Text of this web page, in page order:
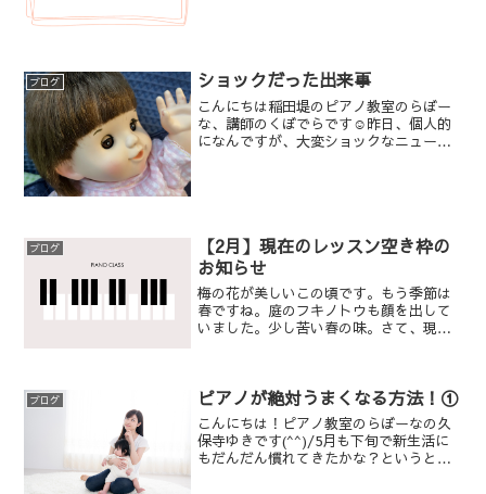
ブログ ショックだった出来事
こんにちは稲田堤のピアノ教室のらぼー
な、講師のくぼでらです☺️昨日、個人的
になんですが、大変ショックなニュース
ブログ
【2月】現在のレッスン空き枠の
お知らせ
梅の花が美しいこの頃です。もう季節は
春ですね。庭のフキノトウも顔を出して
いました。少し苦い春の味。さて、現在
ブログ ピアノが絶対うまくなる方法！①
こんにちは！ピアノ教室のらぼーなの久
保寺ゆきです(^^)/5月も下旬で新生活に
もだんだん慣れてきたかな？というとこ